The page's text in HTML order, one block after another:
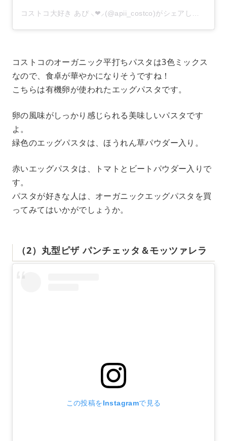
コストコ大好き あぴ ⸜❤︎⸝‍(@apii_costco)がシェアした投稿
コストコのオーガニック平打ちパスタは3色ミックス
なので、食卓が華やかになりそうですね！
こちらは有機卵が使われたエッグパスタです。
卵の風味がしっかり感じられる美味しいパスタです
よ。
緑色のエッグパスタは、ほうれん草パウダー入り。
赤いエッグパスタは、トマトとビートパウダー入りで
す。
パスタが好きな人は、オーガニックエッグパスタを買
ってみてはいかがでしょうか。
（2）丸型ピザ パンチェッタ＆モッツァレラ
この投稿をInstagramで見る